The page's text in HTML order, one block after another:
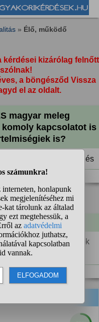
» Élő, működő
kérdései kizárólag felnőtt
a böngésződ Vissza
el az oldalt.
magyar meleg
kapcsolatot is
is?
Figyelt kérdés
❯
kapcsolatot keresők